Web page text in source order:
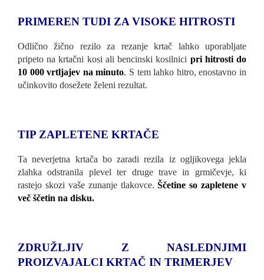
PRIMEREN TUDI ZA VISOKE HITROSTI
Odlično žično rezilo za rezanje krtač lahko uporabljate
pripeto na krtačni kosi ali bencinski kosilnici pri hitrosti do
10 000 vrtljajev na minuto. S tem lahko hitro, enostavno in
učinkovito dosežete želeni rezultat.
TIP ZAPLETENE KRTAČE
Ta neverjetna krtača bo zaradi rezila iz ogljikovega jekla
zlahka odstranila plevel ter druge trave in grmičevje, ki
rastejo skozi vaše zunanje tlakovce.Ščetine so zapletene v
več ščetin na disku.
ZDRUŽLJIV Z NASLEDNJIMI
PROIZVAJALCI KRTAČ IN TRIMERJEV